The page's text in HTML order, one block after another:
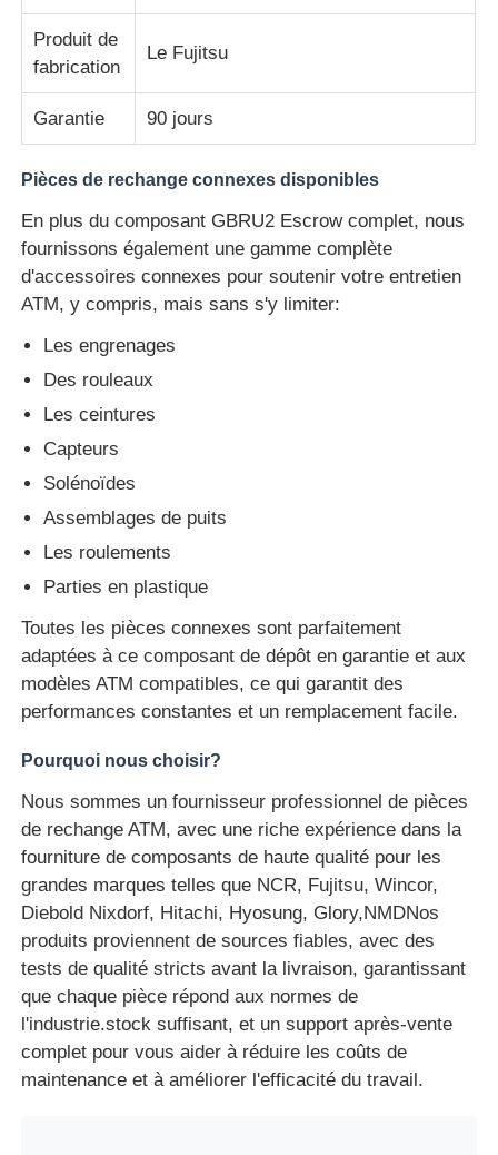
Pièces de guichet automatique Glory NMD
Pièces de distributeurs automatiques OKI
Parties Genmega ATM
Accepteur de factures
Tri des billets de banque
compteur de facture
Imprimante de carte
machine à poser
Pièces de rechange ATM
Distributeur automatique de billets
Recycleur de pièces
Produit de
fabrication
Le Fujitsu
Garantie 90 jours
Pièces de rechange connexes disponibles
En plus du composant GBRU2 Escrow complet, nous
fournissons également une gamme complète
d'accessoires connexes pour soutenir votre entretien
ATM, y compris, mais sans s'y limiter:
Les engrenages
Des rouleaux
Les ceintures
Capteurs
Solénoïdes
Assemblages de puits
Les roulements
Parties en plastique
Toutes les pièces connexes sont parfaitement
adaptées à ce composant de dépôt en garantie et aux
modèles ATM compatibles, ce qui garantit des
performances constantes et un remplacement facile.
Pourquoi nous choisir?
Nous sommes un fournisseur professionnel de pièces
de rechange ATM, avec une riche expérience dans la
fourniture de composants de haute qualité pour les
grandes marques telles que NCR, Fujitsu, Wincor,
Diebold Nixdorf, Hitachi, Hyosung, Glory,NMDNos
produits proviennent de sources fiables, avec des
tests de qualité stricts avant la livraison, garantissant
que chaque pièce répond aux normes de
l'industrie.stock suffisant, et un support après-vente
complet pour vous aider à réduire les coûts de
maintenance et à améliorer l'efficacité du travail.